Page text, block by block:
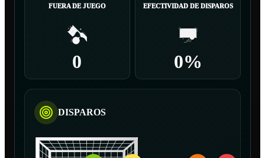
FUERA DE JUEGO
0
EFECTIVIDAD DE DISPAROS
0%
DISPAROS